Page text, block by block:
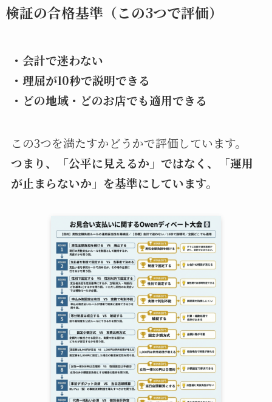
検証の合格基準（この3つで評価）
・会計で迷わない
・理屈が10秒で説明できる
・どの地域・どのお店でも適用できる
この3つを満たすかどうかで評価しています。
つまり、「公平に見えるか」ではなく、「運用
が止まらないか」を基準にしています。